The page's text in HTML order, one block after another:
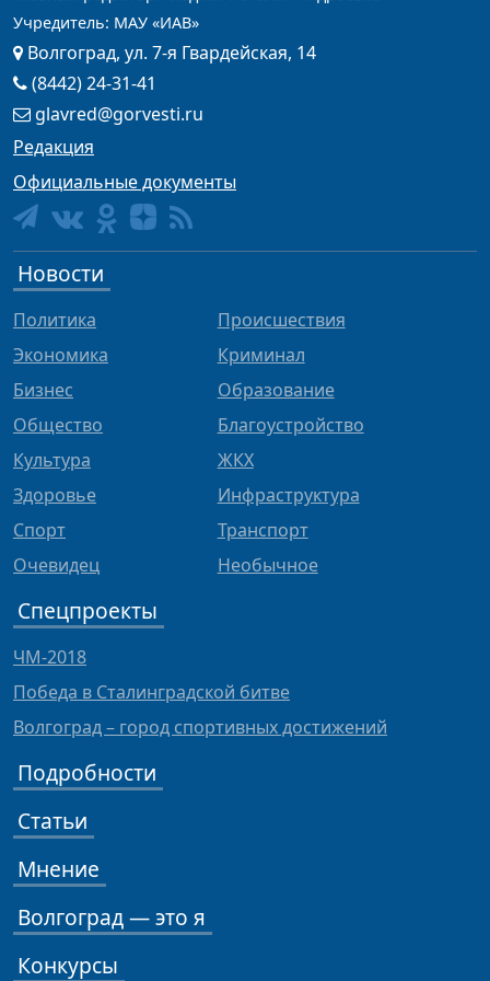
Учредитель: МАУ «ИАВ»
Волгоград, ул. 7-я Гвардейская, 14
(8442) 24-31-41
glavred@gorvesti.ru
Редакция
Официальные документы
Новости
Политика
Экономика
Бизнес
Общество
Культура
Здоровье
Спорт
Очевидец
Происшествия
Криминал
Образование
Благоустройство
ЖКХ
Инфраструктура
Транспорт
Необычное
Спецпроекты
ЧМ-2018
Победа в Сталинградской битве
Волгоград – город спортивных достижений
Подробности
Статьи
Мнение
Волгоград — это я
Конкурсы